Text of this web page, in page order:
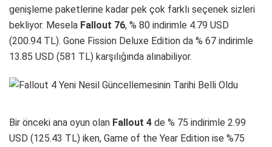
genişleme paketlerine kadar pek çok farklı seçenek sizleri
bekliyor. Mesela Fallout 76, % 80 indirimle 4.79 USD
(200.94 TL). Gone Fission Deluxe Edition da % 67 indirimle
13.85 USD (581 TL) karşılığında alınabiliyor.
Bir önceki ana oyun olan Fallout 4 de % 75 indirimle 2.99
USD (125.43 TL) iken, Game of the Year Edition ise %75